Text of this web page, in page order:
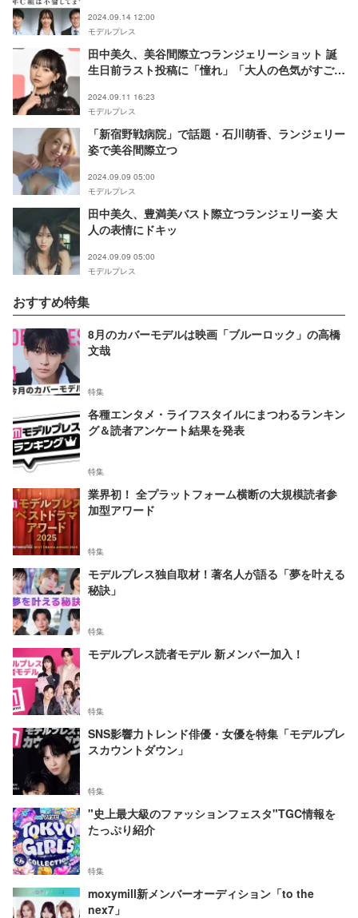
2024.09.14 12:00
モデルプレス
田中美久、美谷間際立つランジェリーショット 誕
生日前ラスト投稿に「憧れ」「大人の色気がすご
2024.09.11 16:23
モデルプレス
「新宿野戦病院」で話題・石川萌香、ランジェリー
姿で美谷間際立つ
2024.09.09 05:00
モデルプレス
田中美久、豊満美バスト際立つランジェリー姿 大
人の表情にドキッ
2024.09.09 05:00
モデルプレス
おすすめ特集
8月のカバーモデルは映画「ブルーロック」の高橋
文哉
特集
各種エンタメ・ライフスタイルにまつわるランキン
グ＆読者アンケート結果を発表
特集
業界初！ 全プラットフォーム横断の大規模読者参
加型アワード
特集
モデルプレス独自取材！著名人が語る「夢を叶える
秘訣」
特集
モデルプレス読者モデル 新メンバー加入！
特集
SNS影響力トレンド俳優・女優を特集「モデルプレ
スカウントダウン」
特集
"史上最大級のファッションフェスタ"TGC情報を
たっぷり紹介
特集
moxymill新メンバーオーディション「to the
nex7」